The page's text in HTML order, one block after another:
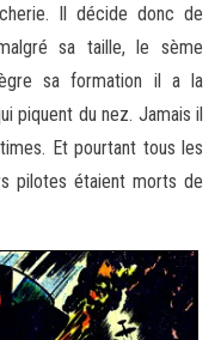
Il décide donc de
sa taille, le sème
sa formation il a la
piquent du nez. Jamais il
Et pourtant tous les
pilotes étaient morts de